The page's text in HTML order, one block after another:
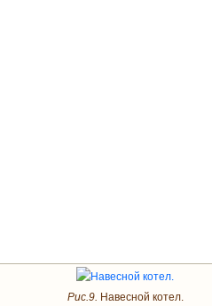
Рис.9. Навесной котел.